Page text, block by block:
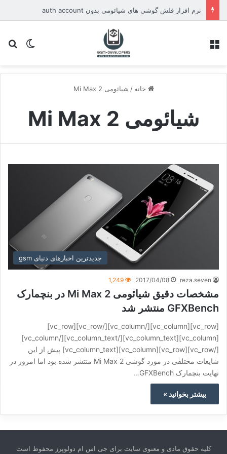
نرم افزار فلش گوشی های شیائومی بدون auth account
تغییر
خانه / شیائومی Mi Max 2
شیائومی Mi Max 2
جدیدترین اخبارهای دنیای gsm
reza.seven
2017/04/08
1,249
مشخصات دقیق شیائومی Mi Max 2 در بنچمارک
GFXBench منتشر شد
[vc_row][vc_column][/vc_column][/vc_row][vc_row]
[vc_column][vc_column_text][/vc_column_text][/vc_column]
[/vc_row][vc_row][vc_column][vc_column_text] پیش از این
شایعات مختلفی در مورد گوشی Mi Max 2 منتشر شده بود اما امروز در
نهایت بنچمارک GFXBench…
بیشتر بخوانید »
کلیه حقوق مادی و معنوی سایت برای جی اس ام دولوپرز محفوظ است